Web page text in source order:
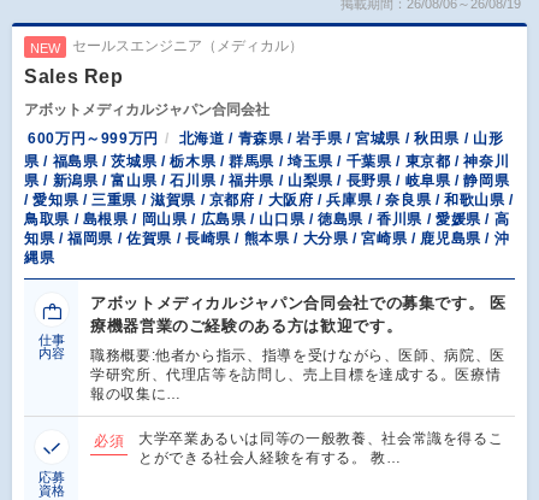
掲載期間：26/08/06～26/08/19
NEW セールスエンジニア（メディカル）
Sales Rep
アボットメディカルジャパン合同会社
600万円～999万円
北海道 / 青森県 / 岩手県 / 宮城県 / 秋田県 / 山形
県 / 福島県 / 茨城県 / 栃木県 / 群馬県 / 埼玉県 / 千葉県 / 東京都 / 神奈川
県 / 新潟県 / 富山県 / 石川県 / 福井県 / 山梨県 / 長野県 / 岐阜県 / 静岡県
/ 愛知県 / 三重県 / 滋賀県 / 京都府 / 大阪府 / 兵庫県 / 奈良県 / 和歌山県 /
鳥取県 / 島根県 / 岡山県 / 広島県 / 山口県 / 徳島県 / 香川県 / 愛媛県 / 高
知県 / 福岡県 / 佐賀県 / 長崎県 / 熊本県 / 大分県 / 宮崎県 / 鹿児島県 / 沖
縄県
仕事
内容
アボットメディカルジャパン合同会社での募集です。 医
療機器営業のご経験のある方は歓迎です。
職務概要:他者から指示、指導を受けながら、医師、病院、医
学研究所、代理店等を訪問し、売上目標を達成する。医療情
報の収集に…
応募
資格
必須
大学卒業あるいは同等の一般教養、社会常識を得るこ
とができる社会人経験を有する。 教…